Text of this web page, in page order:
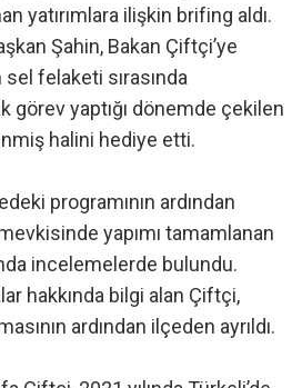
yatırımlara ilişkin brifing aldı.
Şahin, Bakan Çiftçi’ye
sel felaketi sırasında
görev yaptığı dönemde çekilen
halini hediye etti.
programının ardından
yapımı tamamlanan
incelemelerde bulundu.
hakkında bilgi alan Çiftçi,
ardından ilçeden ayrıldı.